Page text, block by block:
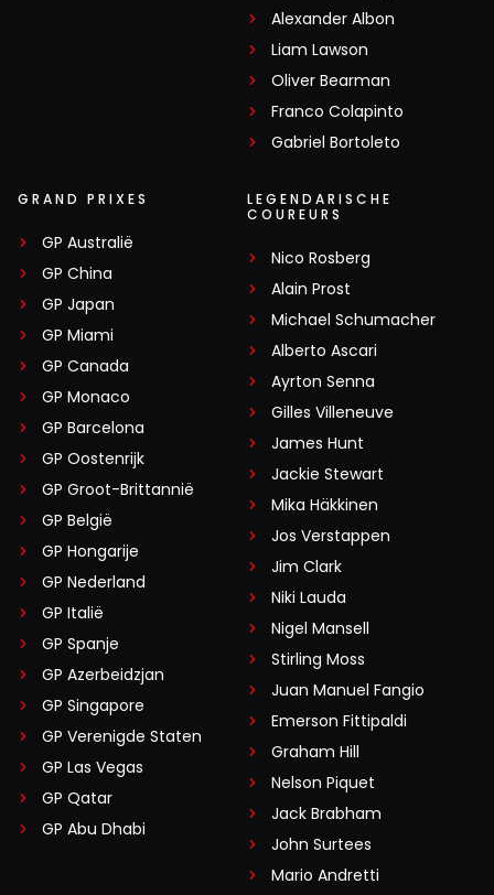
Alexander Albon
Liam Lawson
Oliver Bearman
Franco Colapinto
Gabriel Bortoleto
GRAND PRIXES
GP Australië
GP China
GP Japan
GP Miami
GP Canada
GP Monaco
GP Barcelona
GP Oostenrijk
GP Groot-Brittannië
GP België
GP Hongarije
GP Nederland
GP Italië
GP Spanje
GP Azerbeidzjan
GP Singapore
GP Verenigde Staten
GP Las Vegas
GP Qatar
GP Abu Dhabi
LEGENDARISCHE
COUREURS
Nico Rosberg
Alain Prost
Michael Schumacher
Alberto Ascari
Ayrton Senna
Gilles Villeneuve
James Hunt
Jackie Stewart
Mika Häkkinen
Jos Verstappen
Jim Clark
Niki Lauda
Nigel Mansell
Stirling Moss
Juan Manuel Fangio
Emerson Fittipaldi
Graham Hill
Nelson Piquet
Jack Brabham
John Surtees
Mario Andretti